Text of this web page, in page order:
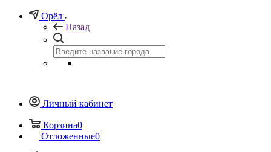
Орёл
Назад
Личный кабинет
Корзина0
Отложенные0